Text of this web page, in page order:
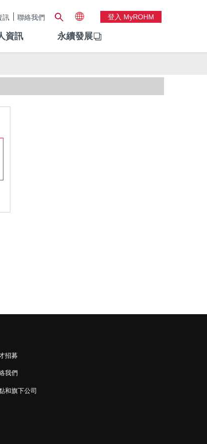
訊 聯絡我們 登入 MyROHM
資訊 永續發展
招募
我們
和旗下公司